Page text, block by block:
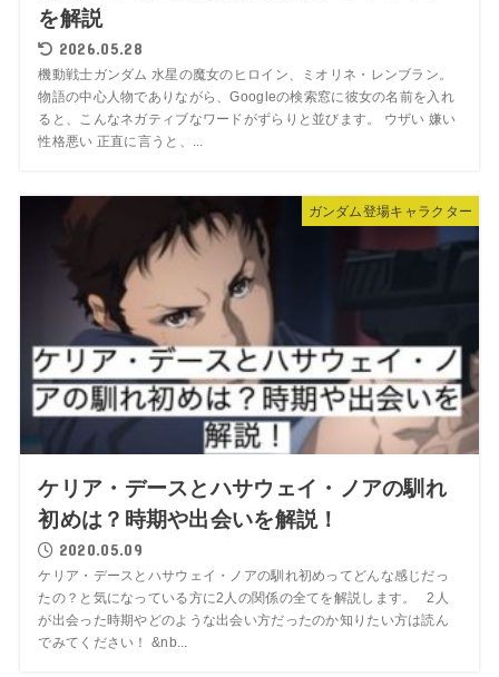
を解説
2026.05.28
機動戦士ガンダム 水星の魔女のヒロイン、ミオリネ・レンブラン。
物語の中心人物でありながら、Googleの検索窓に彼女の名前を入れ
ると、こんなネガティブなワードがずらりと並びます。 ウザい 嫌い
性格悪い 正直に言うと、...
ガンダム登場キャラクター
ケリア・デースとハサウェイ・ノアの馴れ
初めは？時期や出会いを解説！
2020.05.09
ケリア・デースとハサウェイ・ノアの馴れ初めってどんな感じだっ
たの？と気になっている方に2人の関係の全てを解説します。 2人
が出会った時期やどのような出会い方だったのか知りたい方は読ん
でみてください！ &nb...